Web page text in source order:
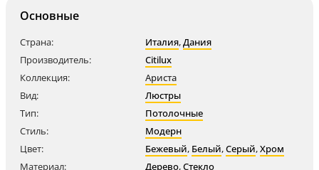
Основные
Страна: Италия,Дания
Производитель:
Citilux
Коллекция:
Ариста
Вид:
Люстры
Тип:
Потолочные
Стиль:
Модерн
Цвет:
Бежевый, Белый,Серый,Хром
Материал:
Дерево,Стекло